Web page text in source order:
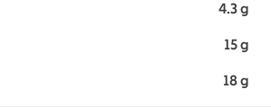
4.3 g
15 g
18 g